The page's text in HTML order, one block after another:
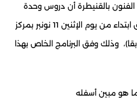
الفنون بالقنيطرة أن دروس وحدة
ستنطلق ابتداء من يوم الإثنين 11 نونبر بمركز
وذلك وفق البرنامج الخاص بهذا
هو مبين أسفله